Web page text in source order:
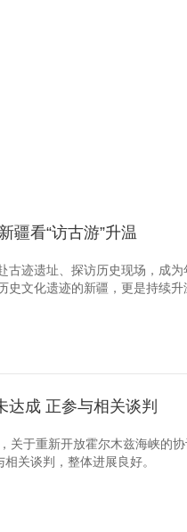
疆看“访古游”升温
迹遗址、探访历史现场，成为
文化遗迹的新疆，更是持续升
达成 正参与相关谈判
关于重新开放霍尔木兹海峡的
关谈判，整体进展良好。